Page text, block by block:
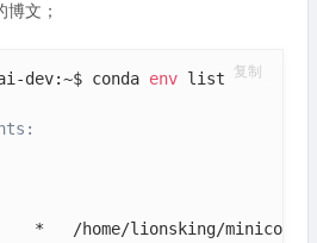
文；
dev:~$ conda env list
/home/lionsking/
复制